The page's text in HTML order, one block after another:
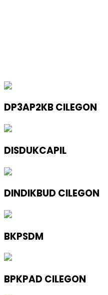
DP3AP2KB CILEGON
DISDUKCAPIL
DINDIKBUD CILEGON
BKPSDM
BPKPAD CILEGON